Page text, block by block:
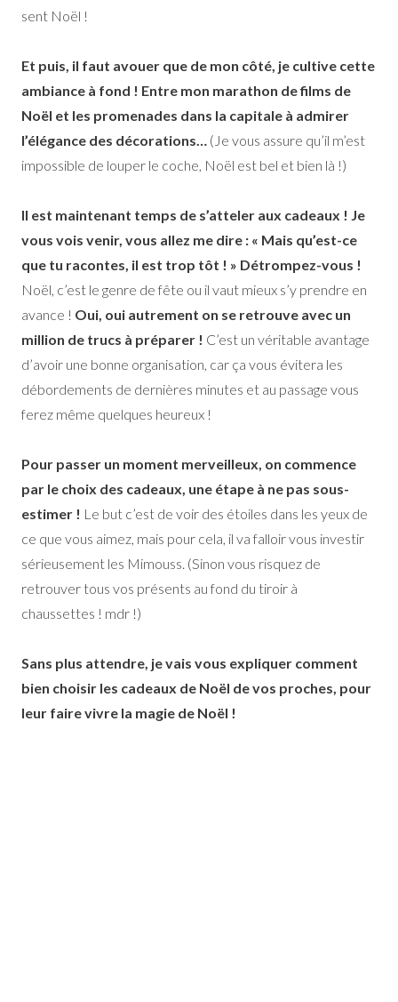
sent Noël !
Et puis, il faut avouer que de mon côté, je cultive cette
ambiance à fond ! Entre mon marathon de films de
Noël et les promenades dans la capitale à admirer
l’élégance des décorations… (Je vous assure qu’il m’est
impossible de louper le coche, Noël est bel et bien là !)
Il est maintenant temps de s’atteler aux cadeaux ! Je
vous vois venir, vous allez me dire : « Mais qu’est-ce
que tu racontes, il est trop tôt ! » Détrompez-vous !
Noël, c’est le genre de fête ou il vaut mieux s’y prendre en
avance ! Oui, oui autrement on se retrouve avec un
million de trucs à préparer ! C’est un véritable avantage
d’avoir une bonne organisation, car ça vous évitera les
débordements de dernières minutes et au passage vous
ferez même quelques heureux !
Pour passer un moment merveilleux, on commence
par le choix des cadeaux, une étape à ne pas sous-
estimer ! Le but c’est de voir des étoiles dans les yeux de
ce que vous aimez, mais pour cela, il va falloir vous investir
sérieusement les Mimouss. (Sinon vous risquez de
retrouver tous vos présents au fond du tiroir à
chaussettes ! mdr !)
Sans plus attendre, je vais vous expliquer comment
bien choisir les cadeaux de Noël de vos proches, pour
leur faire vivre la magie de Noël !